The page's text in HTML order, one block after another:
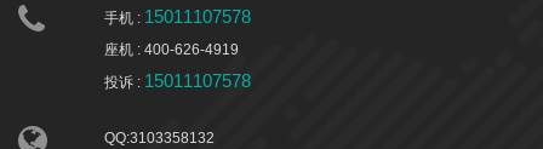
手机 : 15011107578
座机 : 400-626-4919
投诉 : 15011107578
QQ:3103358132